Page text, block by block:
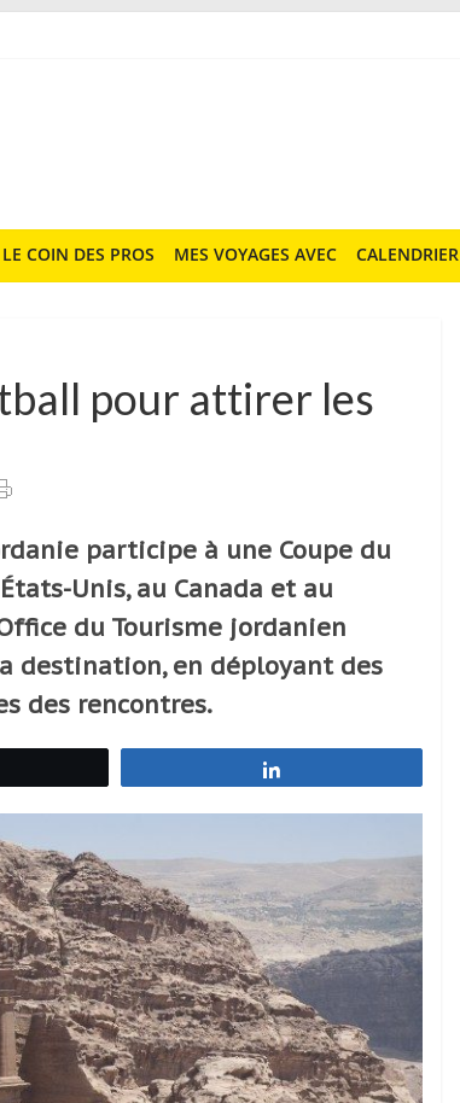
LE COIN DES PROS MES VOYAGES AVEC CALENDRIER
pour attirer les
participe à une Coupe du
Unis, au Canada et au
du Tourisme jordanien
destination, en déployant des
des rencontres.